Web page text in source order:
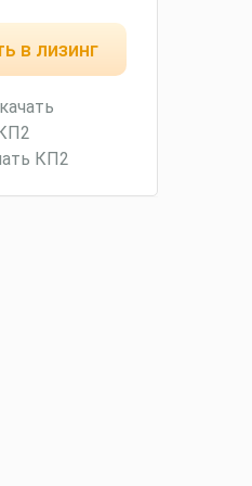
в лизинг
КП2